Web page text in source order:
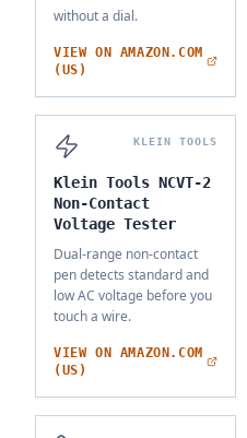
without a dial.
VIEW ON AMAZON.COM
(US)
KLEIN TOOLS
Klein Tools NCVT-2
Non-Contact
Voltage Tester
Dual-range non-contact
pen detects standard and
low AC voltage before you
touch a wire.
VIEW ON AMAZON.COM
(US)